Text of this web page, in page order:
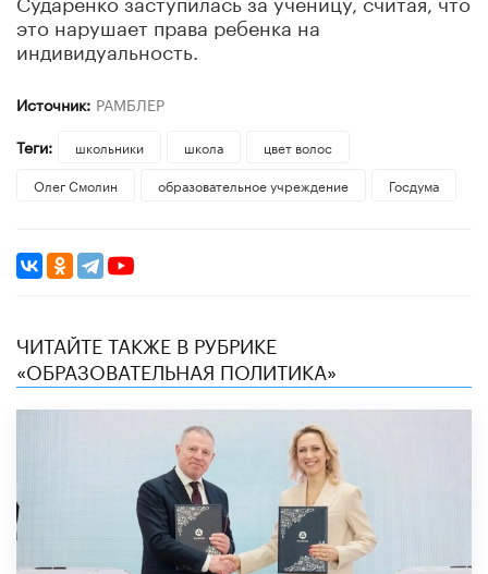
это нарушает права ребенка на
индивидуальность.
Источник: РАМБЛЕР
Теги:
школьники школа
цвет волос
Олег Смолин
образовательное учреждение Госдума
ЧИТАЙТЕ ТАКЖЕ В РУБРИКЕ
«ОБРАЗОВАТЕЛЬНАЯ ПОЛИТИКА»